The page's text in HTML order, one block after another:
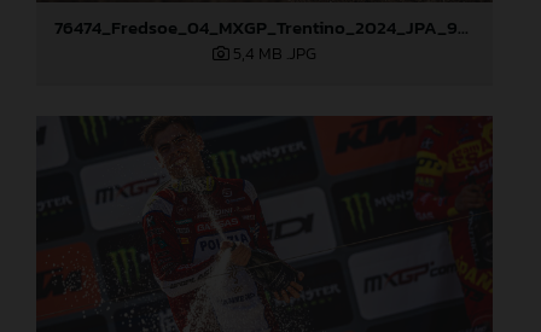
76474_Fredsoe_04_MXGP_Trentino_2024_JPA_96A2869
5,4 MB .JPG